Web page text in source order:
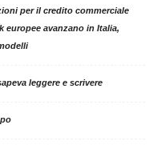
per il credito commerciale
europee avanzano in Italia,
leggere e scrivere